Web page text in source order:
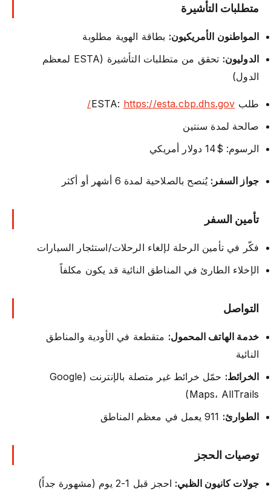
متطلبات التأشيرة
المواطنون الأمريكيون: بطاقة الهوية مطلوبة
الدوليون:
تحقق من متطلبات التأشيرة (ESTA لمعظم
الدول)
طلب ESTA: https://esta.cbp.dhs.gov/
صالحة لمدة سنتين
الرسوم: $14 دولار أمريكي
جواز السفر: يُنصح بالصلاحية لمدة 6 أشهر أو أكثر
تأمين السفر
فكّر في تأمين الرحلة لإلغاء الرحلات/استئجار السيارات
الإخلاء الطارئ في المناطق النائية قد يكون مكلفاً
التواصل
خدمة الهاتف المحمول: متقطعة في الأودية والمناطق
النائية
الخرائط:
حمّل خرائط غير متصلة بالإنترنت (Google
Maps، AllTrails)
الطوارئ:
توصيات الحجز
جولات كانيون الظبي: احجز قبل 1-2 يوم (مشهورة جداً)